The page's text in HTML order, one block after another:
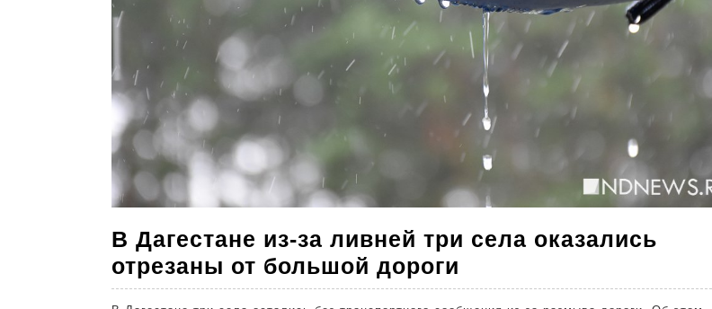
В Дагестане из-за ливней три села оказались
отрезаны от большой дороги
Дагестане